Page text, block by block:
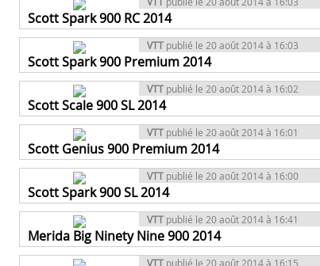
Scott Spark 900 RC 2014
VTT publié le 20 août 2014 à 16:03
Scott Spark 900 Premium 2014
VTT publié le 20 août 2014 à 16:02
Scott Scale 900 SL 2014
VTT publié le 20 août 2014 à 16:01
Scott Genius 900 Premium 2014
VTT publié le 20 août 2014 à 16:00
Scott Spark 900 SL 2014
VTT publié le 20 août 2014 à 16:41
Merida Big Ninety Nine 900 2014
VTT publié le 20 août 2014 à 16:15